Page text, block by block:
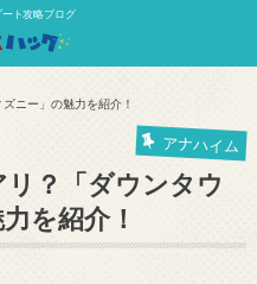
ト攻略ブログ
ニー」の魅力を紹介！
アナハイム
？「ダウンタウ
を紹介！